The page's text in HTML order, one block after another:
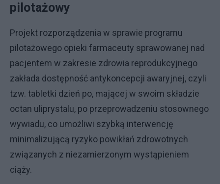
pilotażowy
Projekt rozporządzenia w sprawie programu
pilotażowego opieki farmaceuty sprawowanej nad
pacjentem w zakresie zdrowia reprodukcyjnego
zakłada dostępność antykoncepcji awaryjnej, czyli
tzw. tabletki dzień po, mającej w swoim składzie
octan uliprystalu, po przeprowadzeniu stosownego
wywiadu, co umożliwi szybką interwencję
minimalizującą ryzyko powikłań zdrowotnych
związanych z niezamierzonym wystąpieniem
ciąży.